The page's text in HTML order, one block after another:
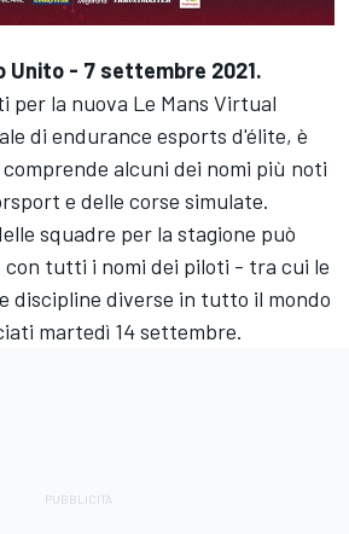
Unito - 7 settembre 2021.
per la nuova Le Mans Virtual
di endurance esports d'élite, è
alcuni dei nomi più noti
e delle corse simulate.
squadre per la stagione può
con tutti i nomi dei piloti - tra cui le
discipline diverse in tutto il mondo
martedì 14 settembre.